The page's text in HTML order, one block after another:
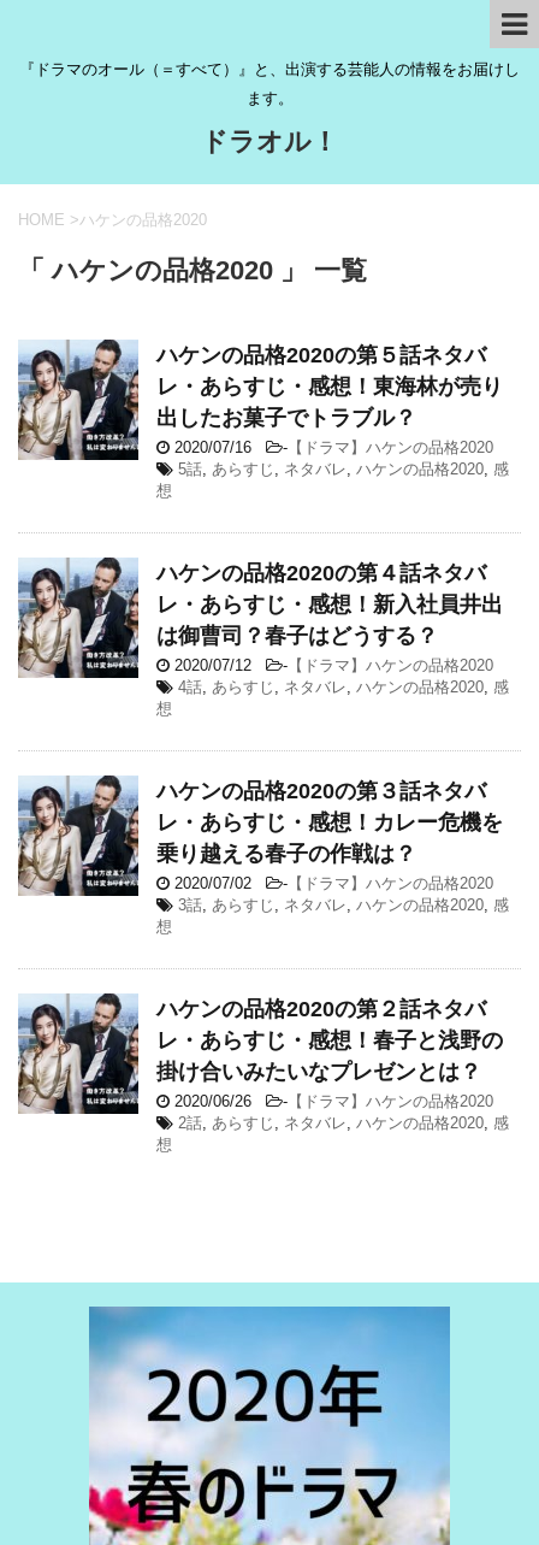
『ドラマのオール（＝すべて）』と、出演する芸能人の情報をお届けし
ます。
ドラオル！
HOME >ハケンの品格2020
「 ハケンの品格2020 」 一覧
ハケンの品格2020の第５話ネタバ
レ・あらすじ・感想！東海林が売り
出したお菓子でトラブル？
2020/07/16 - 【ドラマ】ハケンの品格2020
5話 あらすじ ネタバレ ハケンの品格2020 感
想
ハケンの品格2020の第４話ネタバ
レ・あらすじ・感想！新入社員井出
は御曹司？春子はどうする？
2020/07/12 - 【ドラマ】ハケンの品格2020
4話 あらすじ ネタバレ ハケンの品格2020 感
想
ハケンの品格2020の第３話ネタバ
レ・あらすじ・感想！カレー危機を
乗り越える春子の作戦は？
2020/07/02 - 【ドラマ】ハケンの品格2020
3話 あらすじ ネタバレ ハケンの品格2020 感
想
ハケンの品格2020の第２話ネタバ
レ・あらすじ・感想！春子と浅野の
掛け合いみたいなプレゼンとは？
2020/06/26 - 【ドラマ】ハケンの品格2020
2話 あらすじ ネタバレ ハケンの品格2020 感
想